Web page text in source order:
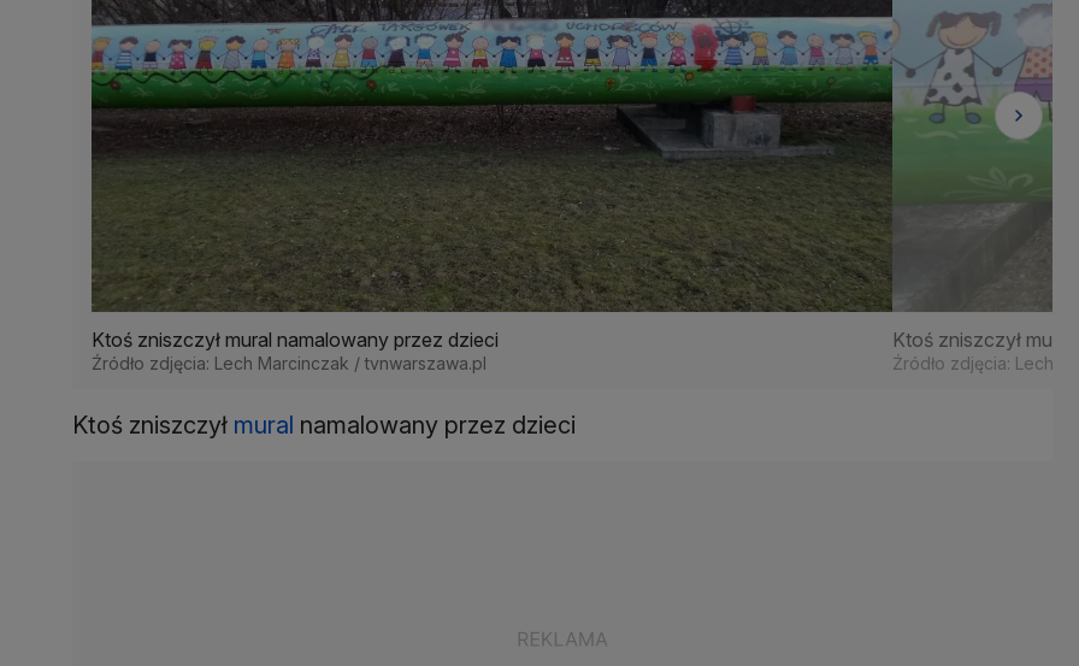
Ktoś zniszczył mural namalowany przez dzieci
Źródło zdjęcia: Lech Marcinczak / tvnwarszawa.pl
Ktoś zniszczył
Źródło zdjęcia: Lech
Ktoś zniszczył mural namalowany przez dzieci